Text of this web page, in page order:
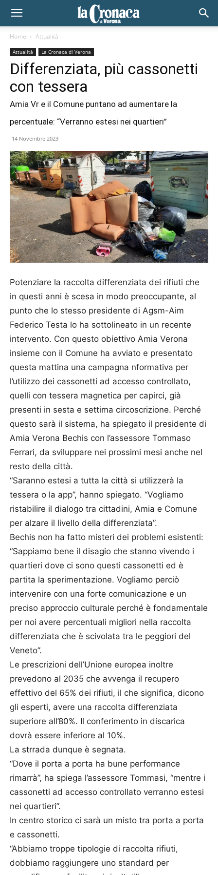
Home Attualità
Attualità La Cronaca di Verona
Differenziata, più cassonetti
con tessera
Amia Vr e il Comune puntano ad aumentare la
percentuale: “Verranno estesi nei quartieri”
14 Novembre 2023
Potenziare la raccolta differenziata dei rifiuti che
in questi anni è scesa in modo preoccupante, al
punto che lo stesso presidente di Agsm-Aim
Federico Testa lo ha sottolineato in un recente
intervento. Con questo obiettivo Amia Verona
insieme con il Comune ha avviato e presentato
questa mattina una campagna nformativa per
l’utilizzo dei cassonetti ad accesso controllato,
quelli con tessera magnetica per capirci, già
presenti in sesta e settima circoscrizione. Perché
questo sarà il sistema, ha spiegato il presidente di
Amia Verona Bechis con l’assessore Tommaso
Ferrari, da sviluppare nei prossimi mesi anche nel
resto della città.
“Saranno estesi a tutta la città si utilizzerà la
tessera o la app”, hanno spiegato. “Vogliamo
ristabilire il dialogo tra cittadini, Amia e Comune
per alzare il livello della differenziata”.
Bechis non ha fatto misteri dei problemi esistenti:
“Sappiamo bene il disagio che stanno vivendo i
quartieri dove ci sono questi cassonetti ed è
partita la sperimentazione. Vogliamo perciò
intervenire con una forte comunicazione e un
preciso approccio culturale perché è fondamentale
per noi avere percentuali migliori nella raccolta
differenziata che è scivolata tra le peggiori del
Veneto”.
Le prescrizioni dell’Unione europea inoltre
prevedono al 2035 che avvenga il recupero
effettivo del 65% dei rifiuti, il che significa, dicono
gli esperti, avere una raccolta differenziata
superiore all’80%. Il conferimento in discarica
dovrà essere inferiore al 10%.
La strrada dunque è segnata.
“Dove il porta a porta ha bune performance
rimarrà”, ha spiega l’assessore Tommasi, “mentre i
cassonetti ad accesso controllato verranno estesi
nei quartieri”.
In centro storico ci sarà un misto tra porta a porta
e cassonetti.
“Abbiamo troppe tipologie di raccolta rifiuti,
dobbiamo raggiungere uno standard per